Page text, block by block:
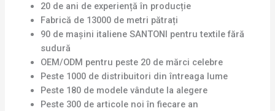
20 de ani de experiență în producție
Fabrică de 13000 de metri pătrați
90 de mașini italiene SANTONI pentru textile fără
sudură
OEM/ODM pentru peste 20 de mărci celebre
Peste 1000 de distribuitori din întreaga lume
Peste 180 de modele vândute la alegere
Peste 300 de articole noi în fiecare an